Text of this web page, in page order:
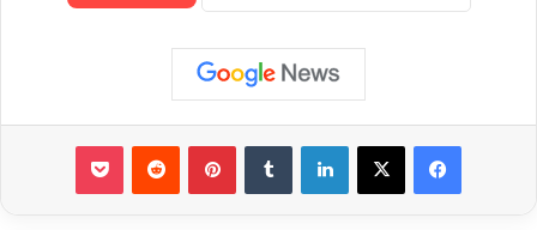
لينكدإن بينتيريست